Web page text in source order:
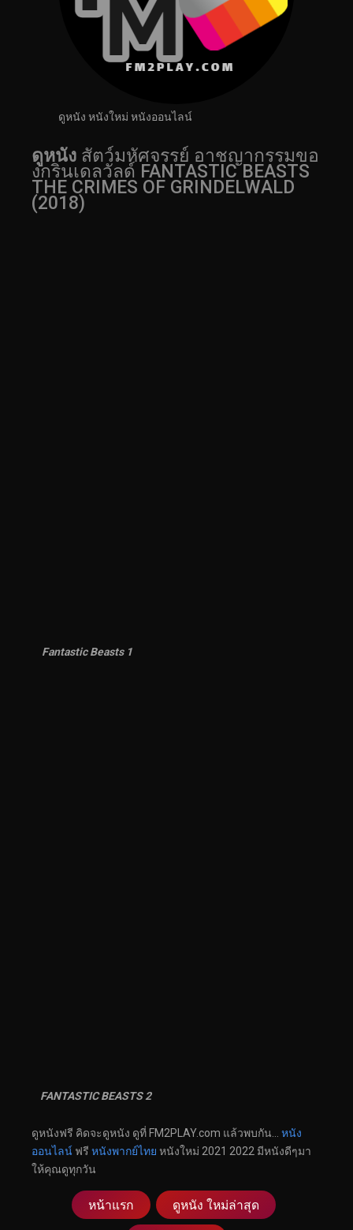
ดูหนัง หนังใหม่ หนังออนไลน์
ดูหนัง สัตว์มหัศจรรย์ อาชญากรรมขอ
งกรินเดลวัลด์ FANTASTIC BEASTS
THE CRIMES OF GRINDELWALD
(2018)
Fantastic Beasts 1
FANTASTIC BEASTS 2
ดูหนังฟรี คิดจะดูหนัง ดูที่ FM2PLAY.com แล้วพบกัน… หนัง
ออนไลน์ ฟรี หนังพากย์ไทย หนังใหม่ 2021 2022 มีหนังดีๆมา
ให้คุณดูทุกวัน
หน้าแรก ดูหนัง ใหม่ล่าสุด